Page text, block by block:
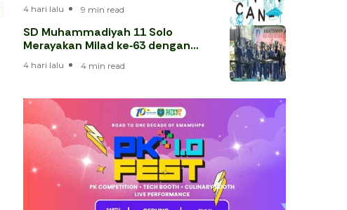
4 hari lalu 9 min read
SD Muhammadiyah 11 Solo
Merayakan Milad ke‑63 dengan
4 hari lalu 4 min read